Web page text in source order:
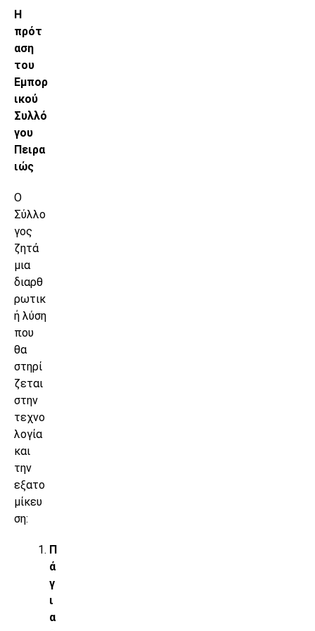
Η
πρότ
αση
του
Εμπορ
ικού
Συλλό
γου
Πειρα
ιώς
Ο
Σύλλο
γος
ζητά
μια
διαρθ
ρωτικ
ή λύση
που
θα
στηρί
ζεται
στην
τεχνο
λογία
και
την
εξατο
μίκευ
ση:
Π
ά
γ
ι
α